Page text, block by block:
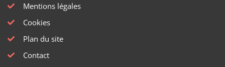
Mentions légales
Cookies
Plan du site
Contact